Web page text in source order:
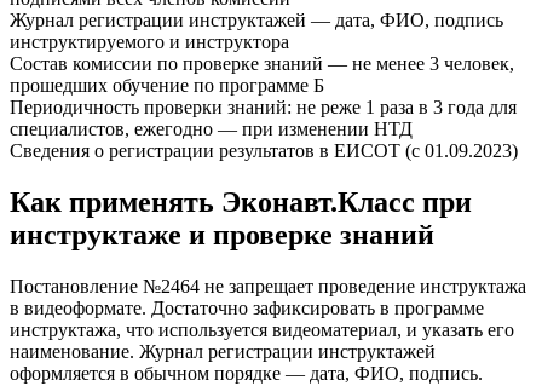
Журнал регистрации инструктажей — дата, ФИО, подпись
инструктируемого и инструктора
Состав комиссии по проверке знаний — не менее 3 человек,
прошедших обучение по программе Б
Периодичность проверки знаний: не реже 1 раза в 3 года для
специалистов, ежегодно — при изменении НТД
Сведения о регистрации результатов в ЕИСОТ (с 01.09.2023)
Как применять Эконавт.Класс при
инструктаже и проверке знаний
Постановление №2464 не запрещает проведение инструктажа
в видеоформате. Достаточно зафиксировать в программе
инструктажа, что используется видеоматериал, и указать его
наименование. Журнал регистрации инструктажей
оформляется в обычном порядке — дата, ФИО, подпись.